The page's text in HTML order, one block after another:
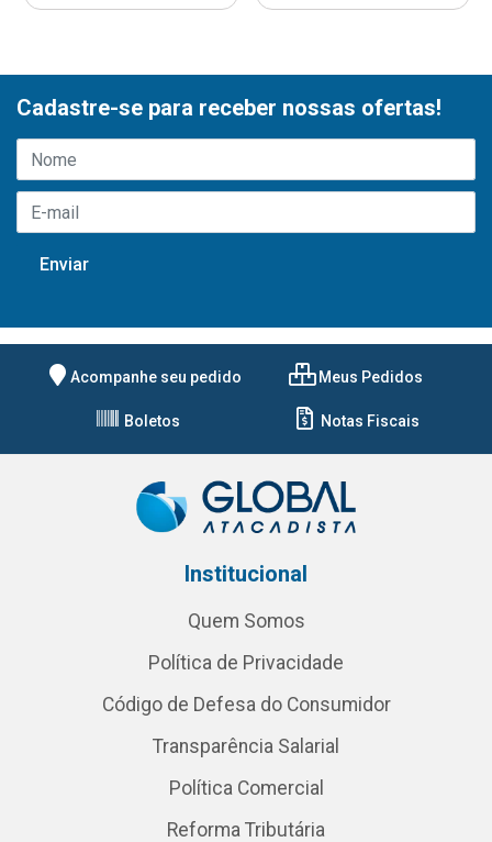
Cadastre-se para receber nossas ofertas!
Acompanhe seu pedido Meus Pedidos
Boletos Notas Fiscais
Institucional
Quem Somos
Política de Privacidade
Código de Defesa do Consumidor
Transparência Salarial
Política Comercial
Reforma Tributária